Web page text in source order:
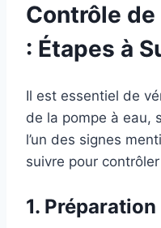
Contrôle de
: Étapes à
Il est essentiel de
de la pompe à eau,
l’un des signes
suivre pour
1. Préparation